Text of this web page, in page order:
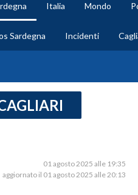
Italia Mondo
Sardegna Incidenti
01 agosto 2025 alle 19:35
aggiornato il 01 agosto 2025 alle 20:13